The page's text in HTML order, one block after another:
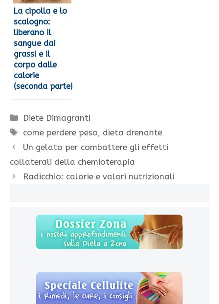
La cipolla e lo
scalogno:
liberano il
sangue dai
grassi e il
corpo dalle
calorie
(seconda parte)
Categorie
Diete Dimagranti
Tag
come perdere peso, dieta drenante
Un gelato per combattere gli effetti
collaterali della chemioterapia
Radicchio: calorie e valori nutrizionali